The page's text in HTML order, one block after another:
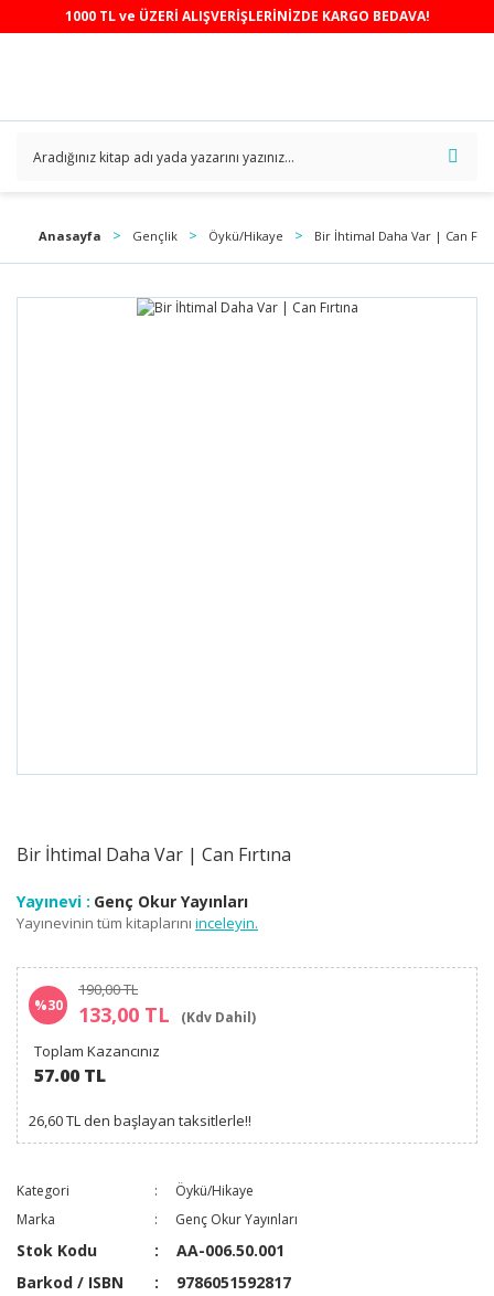
1000 TL ve ÜZERİ ALIŞVERİŞLERİNİZDE KARGO BEDAVA!
Anasayfa Gençlik Öykü/Hikaye Bir İhtimal Daha Var | Can
Bir İhtimal Daha Var | Can Fırtına
Yayınevi : Genç Okur Yayınları
Yayınevinin tüm kitaplarını inceleyin.
%30
190,00 TL
133,00 TL (Kdv Dahil)
Toplam Kazancınız
57.00 TL
26,60 TL den başlayan taksitlerle!!
Kategori
Öykü/Hikaye
Marka
Genç Okur Yayınları
Stok Kodu
AA-006.50.001
Barkod / ISBN
9786051592817